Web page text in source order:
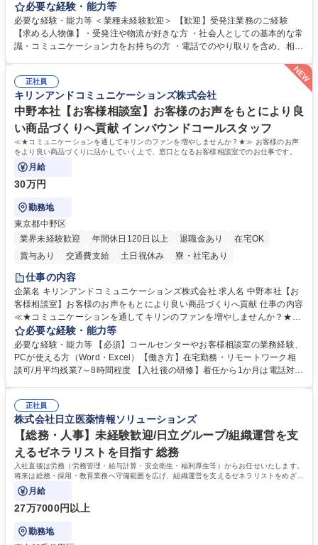
として営業サポートや書類作成、データ入力、電話対応などの業務をお任
せします。 ・受注／出荷指示／売上管理／仕入管理／在庫管理／お客様や
倉庫と電話確認など、販売に関わる事務、営業サポートをお願いします。
・入社後は商品について覚えることから始め、先輩社員OJTと共に業務を
万～・残業10H◆食品原料・健康食品の商社
必要な経験・能力等
必要な経験・能力等 ＜業種未経験歓迎＞ 【歓迎】受発注業務のご経験
【求める人物像】・受発注や物流が好きな方 ・社会人としての基本的な常
識・コミュニケーション力をお持ちの方 ・電話でのやり取りを含め、相手
確に扱う業務に抵抗がない方 ・PCを業務で日常的に使用しており、四則
演算ができる方 ・業務ルールや指示を理解し、行動できる方 学歴・資格
学歴：大学院 大学 短大 語学力： 資格：
正社員
キリンアンドコミュニケーションズ株式会社
中野本社【お客様相談室】お客様のお声をもとにより良
い商品づくりへ貢献 インバウンドコールスタッフ
≪★コミュニケーションを通してキリンのファンを増やしませんか？★≫ お客様のお声
をより良い商品づくりに活かしていく上で、窓口となるお客様相談室でのお仕事です。
月給
30万円
勤務地
東京都中野区
業界未経験歓迎
年間休日120日以上 退職金あり
在宅OK
賞与あり
交通費支給 土日祝休み 寮・社宅あり
仕事の内容
企業名 キリンアンドコミュニケーションズ株式会社 求人名 中野本社【お
客様相談室】お客様のお声をもとにより良い商品づくりへ貢献 仕事の内容
≪★コミュニケーションを通してキリンのファンを増やしませんか？★≫
お客様のお声をより良い商品づくりに活かしていく上で、窓口となるお客
様相談室でのお仕事です。 日々お客様からいただくキリングループへのご
意見を、企業活動に活かしています。お客様からの声に迅速かつ誠意をも
って対応、情報提供するとともにグループ内活動に反映しています。 【具
平均100件前後■メール・手紙：同上40件前後 募集職種 中野本社【お客様
相談室】お客様のお声をもとにより良い商品づくりへ貢献
必要な経験・能力等
必要な経験・能力等 【必須】コールセンターやお客様相談室の業務経験、
PCが使える方（Word・Excel）【働き方】在宅勤務・リモートワーク相
談可/月平均残業7～8時間程度 【入社後の研修】着任から1か月は電話対応
すのでご安心ください。 【当社について】キリングループの広報機能を担
う会社として、お客様との出会いを大切にし、磨き上げたホスピタリティ
を込めてコミュニケーションをとりながら広報関連業務を行っておりま
す。 学歴・資格 学歴：大学院 大学 高専 短大 専修学校 高校 語学力： 資
格：
正社員
株式会社日立医薬情報ソリューションズ
【総務・人事】未経験歓迎/日立グループ/組織運営を支
えるゼネラリストを目指す 総務
入社直後は労務（労務管理・給与計算・安全衛生・福利厚生等）からお任せいたします。
将来は総務・採用・教育業務へ守備範囲を広げ、組織運営を支えるゼネラリストをめざせ
ます。
月給
27万7000円以上
勤務地